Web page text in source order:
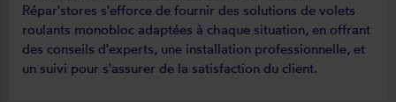
Répar'stores s'efforce de fournir des solutions de volets
roulants monobloc adaptées à chaque situation, en offrant
des conseils d'experts, une installation professionnelle, et
un suivi pour s'assurer de la satisfaction du client.